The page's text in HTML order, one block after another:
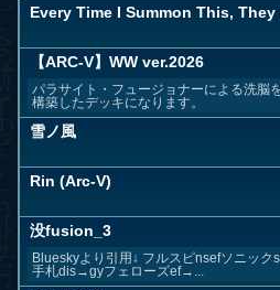
Every Time I Summon This, They
【ARC-V】WW ver.2026
パラサイト・フュージョナーによる洗
構築したデッキになります。
雪ノ風
Rin (Arc-V)
没fusion_3
Blueskyより引用↓ フルスピnsefソニッ
手札dis→gyフェローズef→...